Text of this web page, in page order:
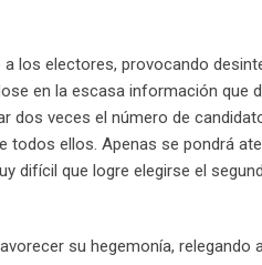
los electores, provocando
en la escasa información que
dos veces el número de
todos ellos. Apenas se pondrá
difícil que logre elegirse el
su hegemonía, relegando